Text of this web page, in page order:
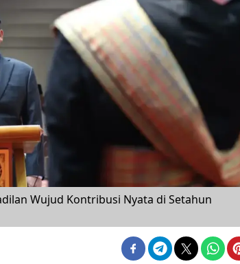
Wujud Kontribusi Nyata di Setahun